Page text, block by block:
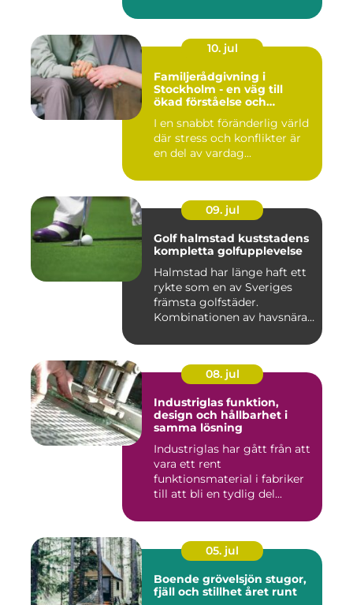
10. jul
Familjerådgivning i
Stockholm - en väg till
ökad förståelse och
I en snabbt föränderlig värld
där stress och konflikter är
en del av vardag...
09. jul
Golf halmstad kuststadens
kompletta golfupplevelse
Halmstad har länge haft ett
rykte som en av Sveriges
främsta golfstäder.
Kombinationen av havsnära
08. jul
Industriglas funktion,
design och hållbarhet i
samma lösning
Industriglas har gått från att
vara ett rent
funktionsmaterial i fabriker
till att bli en tydlig del...
05. jul
Boende grövelsjön stugor,
fjäll och stillhet året runt